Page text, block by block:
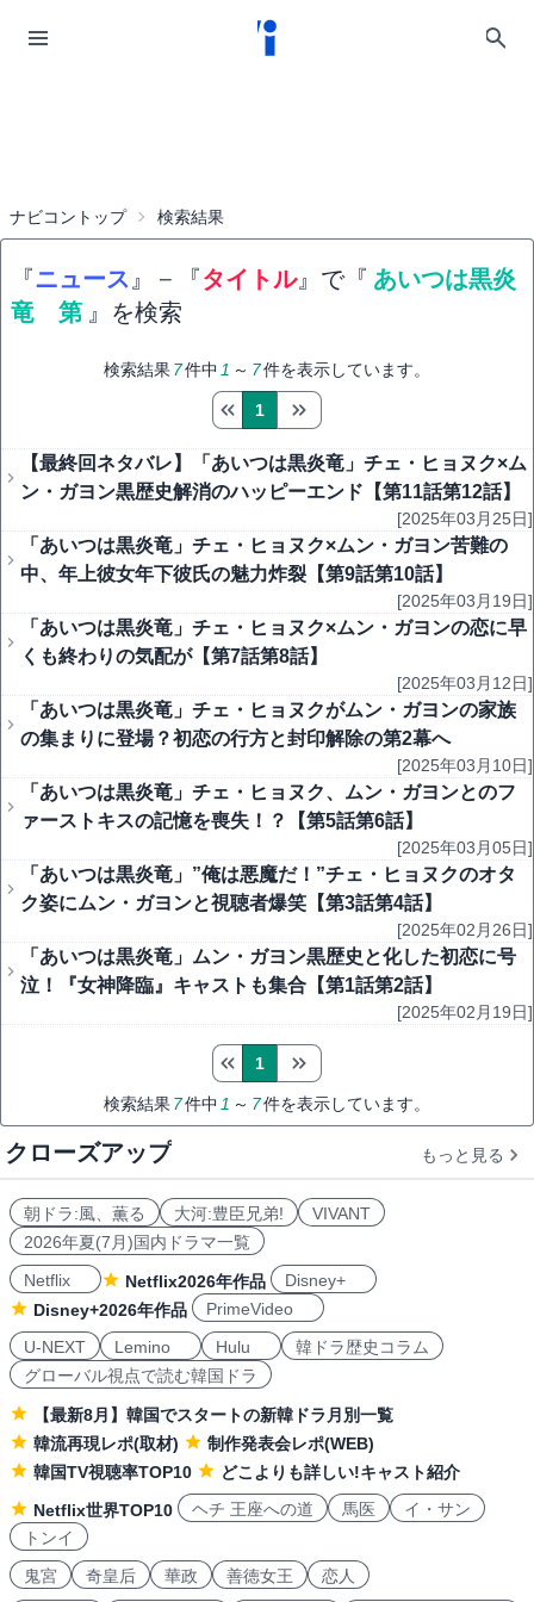
ナビコントップ 検索結果
『ニュース 』 − 『タイトル』で『 あいつは黒炎
竜 第 』を検索
検索結果7件中 1 ～ 7件を表示しています。
1
【最終回ネタバレ】「あいつは黒炎竜」チェ・ヒョヌク×ム
ン・ガヨン黒歴史解消のハッピーエンド【第11話第12話】
[2025年03月25日]
「あいつは黒炎竜」チェ・ヒョヌク×ムン・ガヨン苦難の
中、年上彼女年下彼氏の魅力炸裂【第9話第10話】
[2025年03月19日]
「あいつは黒炎竜」チェ・ヒョヌク×ムン・ガヨンの恋に早
くも終わりの気配が【第7話第8話】
[2025年03月12日]
「あいつは黒炎竜」チェ・ヒョヌクがムン・ガヨンの家族
の集まりに登場？初恋の行方と封印解除の第2幕へ
[2025年03月10日]
「あいつは黒炎竜」チェ・ヒョヌク、ムン・ガヨンとのフ
ァーストキスの記憶を喪失！？【第5話第6話】
[2025年03月05日]
「あいつは黒炎竜」”俺は悪魔だ！”チェ・ヒョヌクのオタ
ク姿にムン・ガヨンと視聴者爆笑【第3話第4話】
[2025年02月26日]
「あいつは黒炎竜」ムン・ガヨン黒歴史と化した初恋に号
泣！『女神降臨』キャストも集合【第1話第2話】
[2025年02月19日]
検索結果7件中 1 ～ 7件を表示しています。
1
クローズアップ もっと見る
朝ドラ:風、薫る 大河:豊臣兄弟!
VIVANT
2026年夏(7月)国内ドラマ一覧
Netflix
Netflix2026年作品
Disney+
Disney+2026年作品
PrimeVideo
U-NEXT
Lemino Hulu
韓ドラ歴史コラム
グローバル視点で読む韓国ドラ
【最新8月】韓国でスタートの新韓ドラ月別一覧
韓流再現レポ(取材)
制作発表会レポ(WEB)
韓国TV視聴率TOP10
どこよりも詳しい!キャスト紹介
Netflix世界TOP10
ヘチ 王座への道 馬医
イ・サン
トンイ
鬼宮
奇皇后 華政 善徳女王 恋人